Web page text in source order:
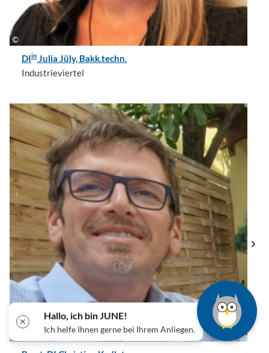
DIin Julia Jüly, Bakk.techn.
Industrieviertel
✕
Hallo, ich bin JUNE!
Ich helfe Ihnen gerne bei Ihrem Anliegen.